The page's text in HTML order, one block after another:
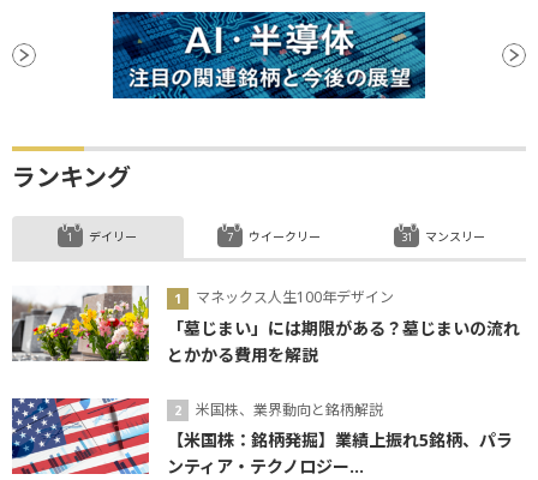
ランキング
デイリー
マネックス人生100年デザイン
「墓じまい」には期限がある？墓じまいの流れ
とかかる費用を解説
米国株、業界動向と銘柄解説
【米国株：銘柄発掘】業績上振れ5銘柄、パラ
ンティア・テクノロジー...
ウイークリー マンスリー